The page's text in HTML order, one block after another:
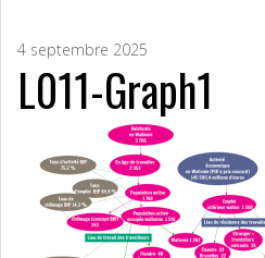
4 septembre 2025
L011-Graph1